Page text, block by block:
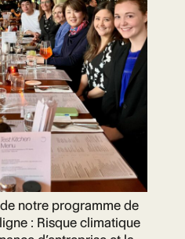
notre programme de
: Risque climatique